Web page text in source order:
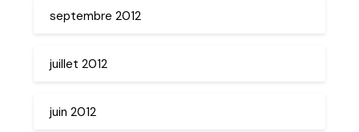
septembre 2012
juillet 2012
juin 2012